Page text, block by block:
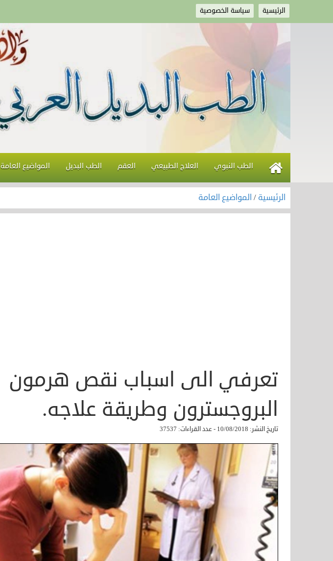
الرئيسية سياسة الخصوصية
الطب النبوي العلاج الطبيعي العقم الطب البديل المواضيع العامة
الرئيسية / المواضيع العامة
تعرفي الى اسباب نقص هرمون
البروجسترون وطريقة علاجه.
تاريخ النشر: 10/08/2018 - عدد القراءات: 37537